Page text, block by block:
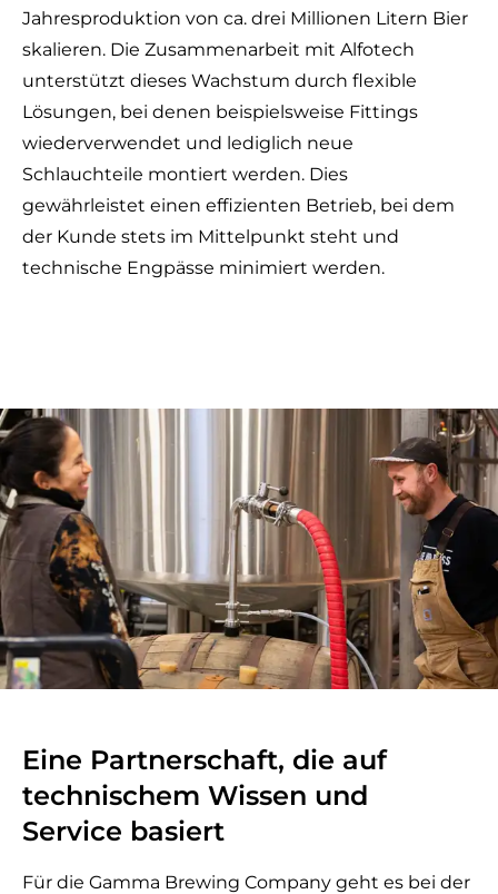
Jahresproduktion von ca. drei Millionen Litern Bier
skalieren. Die Zusammenarbeit mit Alfotech
unterstützt dieses Wachstum durch flexible
Lösungen, bei denen beispielsweise Fittings
wiederverwendet und lediglich neue
Schlauchteile montiert werden. Dies
gewährleistet einen effizienten Betrieb, bei dem
der Kunde stets im Mittelpunkt steht und
technische Engpässe minimiert werden.
Eine Partnerschaft, die auf
technischem Wissen und
Service basiert
Für die Gamma Brewing Company geht es bei der